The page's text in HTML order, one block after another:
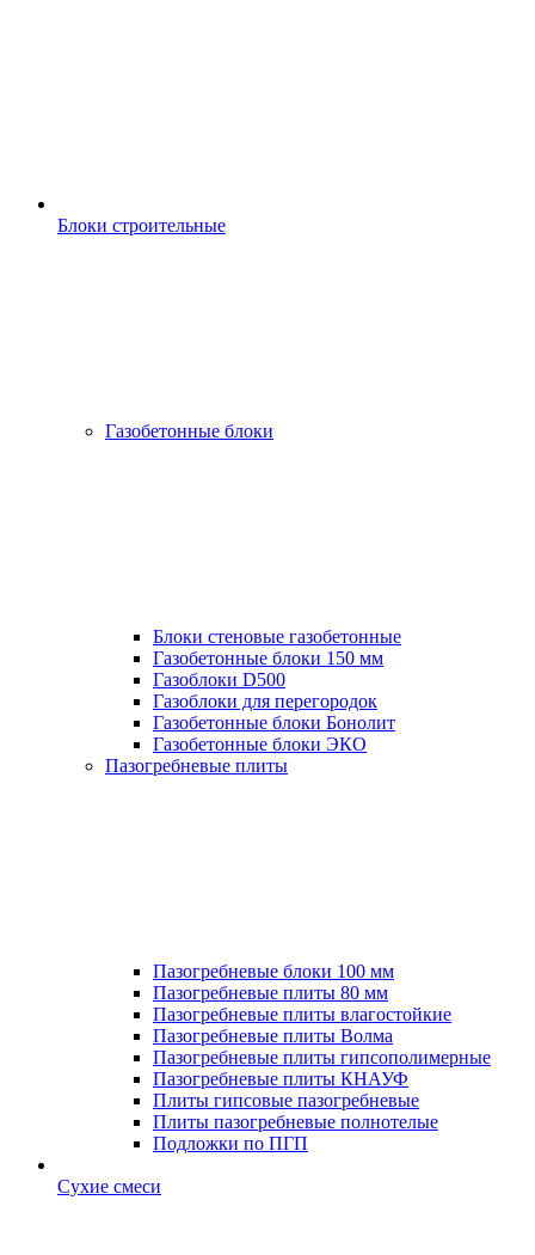
Блоки строительные
Газобетонные блоки
Блоки стеновые газобетонные
Газобетонные блоки 150 мм
Газоблоки D500
Газоблоки для перегородок
Газобетонные блоки Бонолит
Газобетонные блоки ЭКО
Пазогребневые плиты
Пазогребневые блоки 100 мм
Пазогребневые плиты 80 мм
Пазогребневые плиты влагостойкие
Пазогребневые плиты Волма
Пазогребневые плиты гипсополимерные
Пазогребневые плиты КНАУФ
Плиты гипсовые пазогребневые
Плиты пазогребневые полнотелые
Подложки по ПГП
Сухие смеси